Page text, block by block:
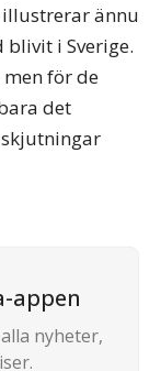
ännu
i Sverige.
för de
det
appen
nyheter,